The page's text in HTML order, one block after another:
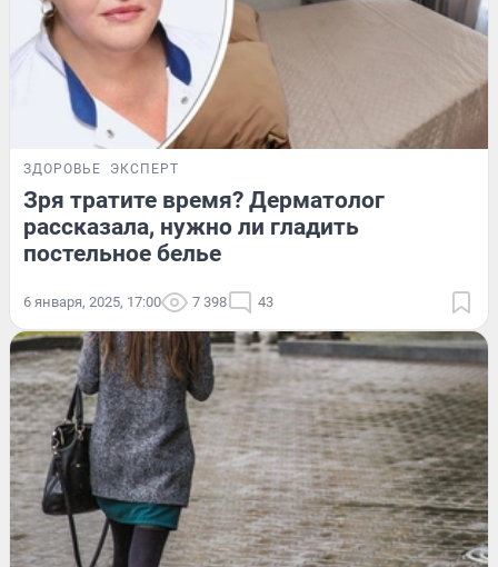
ЗДОРОВЬЕ ЭКСПЕРТ
Зря тратите время? Дерматолог
рассказала, нужно ли гладить
постельное белье
6 января, 2025, 17:00 7 398 43